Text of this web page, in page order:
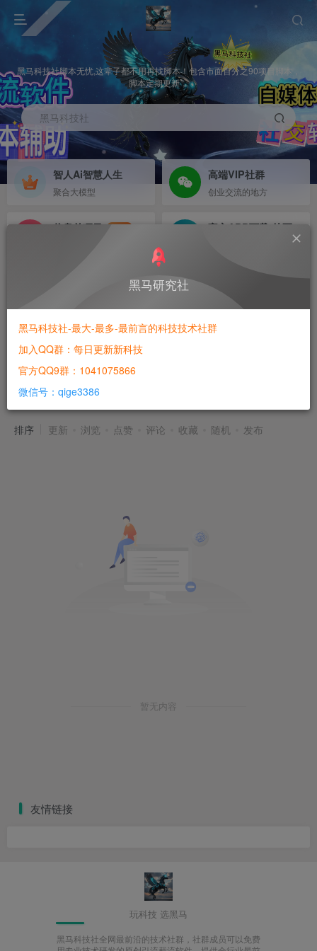
黑马科技社脚本无忧,这辈子都不用再找脚本！包含市面百分之90项目脚本，
脚本定期更新，
黑马科技社
智人Ai智慧人生
聚合大模型
高端VIP社群
创业交流的地方
信息差项目
NEW
排序 更新 浏览 点赞 评论 收藏 随机 发布
暂无内容
友情链接
玩科技 选黑马
黑马科技社全网最前沿的技术社群，社群成员可以免费
黑马研究社
黑马科技社-最大-最多-最前言的科技技术社群
加入QQ群：每日更新新科技
官方QQ9群：1041075866
微信号：qige3386